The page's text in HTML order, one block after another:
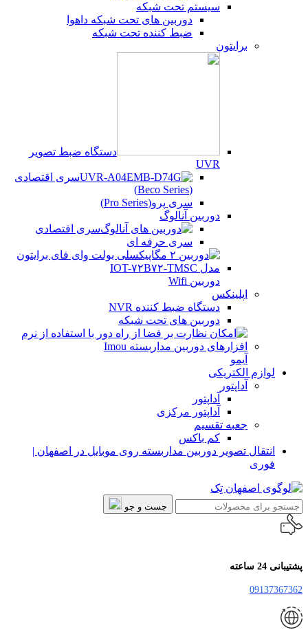
سیستم تحت شبکه
دوربین های تحت شبکه داهوا
ضبط کننده تحت شبکه
برایتون
دستگاه ضبط تصویر
UVR
سری اقتصادی
(Beco Series)
سری پرو(Pro Series)
دوربین آنالوگ
سری اقتصادی
سری حرفه ای
دوربین Wifi
اپلینکس
دستگاه ضبط کننده NVR
دوربین های تحت شبکه
آیمو
لوازم الکتریکی
آداپتور
آداپتور
آداپتور مرکزی
جعبه تقسیم
کم باکس
انتقال تصویر دوربین مداربسته روی موبایل در اصفهان |
فوری
جست و جو
پشتیبانی 24 ساعته
09137367362